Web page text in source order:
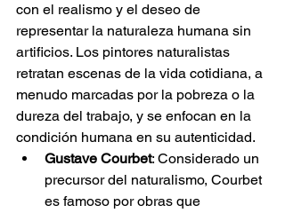
con el realismo y el deseo de
representar la naturaleza humana sin
artificios. Los pintores naturalistas
retratan escenas de la vida cotidiana, a
menudo marcadas por la pobreza o la
dureza del trabajo, y se enfocan en la
condición humana en su autenticidad.
Gustave Courbet: Considerado un
precursor del naturalismo, Courbet
es famoso por obras que